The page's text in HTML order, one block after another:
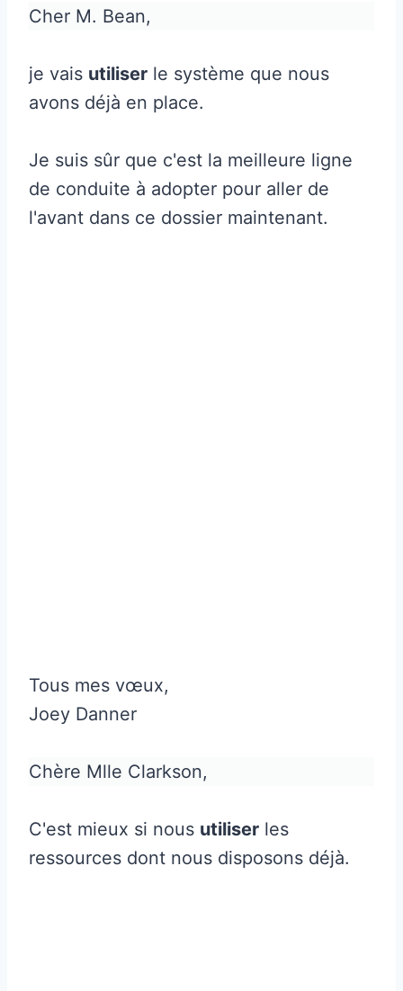
Cher M. Bean,
je vais utiliser le système que nous
avons déjà en place.
Je suis sûr que c'est la meilleure ligne
de conduite à adopter pour aller de
l'avant dans ce dossier maintenant.
Tous mes vœux,
Joey Danner
Chère Mlle Clarkson,
C'est mieux si nous utiliser les
ressources dont nous disposons déjà.